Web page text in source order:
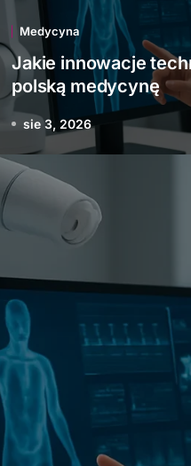
Medycyna
Jakie innowacje
polską medycynę
sie 3, 2026